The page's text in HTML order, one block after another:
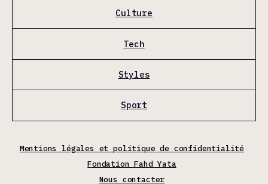
Culture
Tech
Styles
Sport
Mentions légales et politique de confidentialité
Fondation Fahd Yata
Nous contacter